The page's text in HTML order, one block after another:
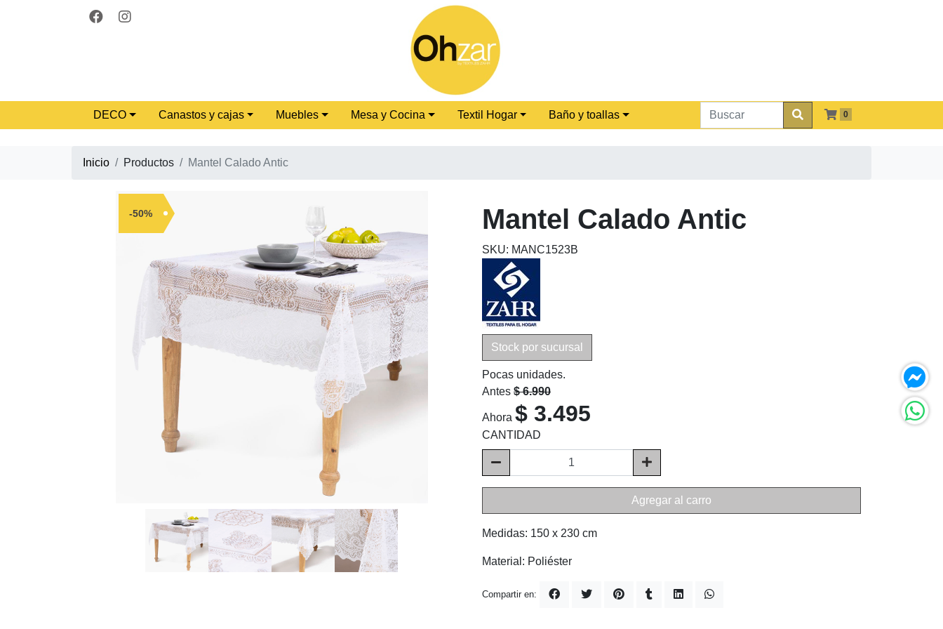
0
DECO Canastos y cajas Muebles Mesa y Cocina Textil Hogar Baño y toallas
Inicio Productos Mantel Calado Antic
-50% Mantel Calado Antic
SKU: MANC1523B
Stock por sucursal
Pocas unidades.
Antes $ 6.990
Ahora $ 3.495
CANTIDAD
Agregar al carro
Medidas: 150 x 230 cm
Material: Poliéster
Compartir en: